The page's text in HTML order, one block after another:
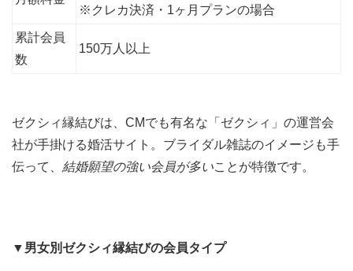
※クレカ決済・1ヶ月プランの場合
累計会員
数
150万人以上
ゼクシィ縁結びは、CMでも有名な「ゼクシィ」の運営会
社が手掛ける婚活サイト。ブライダル雑誌のイメージも手
伝って、 結婚願望の強い会員が多いことが特徴です。
▼男女別ゼクシィ縁結びの会員タイプ